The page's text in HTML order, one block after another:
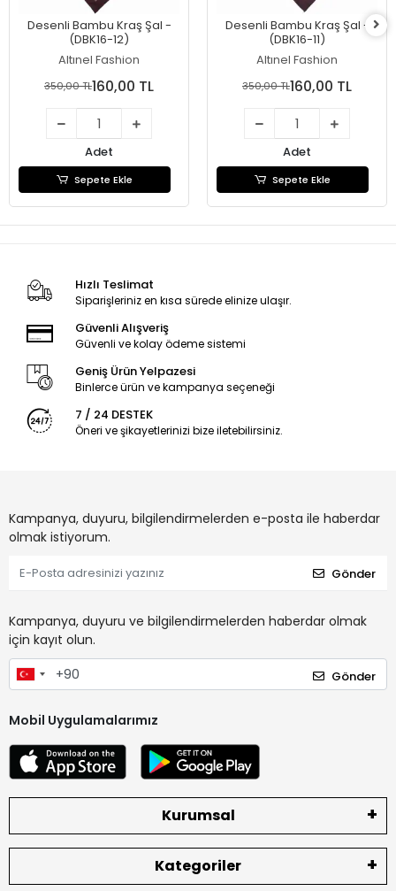
Desenli Bambu Kraş Şal -
(DBK16-12)
Altınel Fashion
350,00 TL160,00 TL
Adet
Sepete Ekle
Desenli Bambu Kraş Şal -
(DBK16-11)
Altınel Fashion
350,00 TL160,00 TL
Adet
Sepete Ekle
Hızlı Teslimat
Siparişleriniz en kısa sürede elinize ulaşır.
Güvenli Alışveriş
Güvenli ve kolay ödeme sistemi
Geniş Ürün Yelpazesi
Binlerce ürün ve kampanya seçeneği
7 / 24 DESTEK
Öneri ve şikayetlerinizi bize iletebilirsiniz.
Kampanya, duyuru, bilgilendirmelerden e-posta ile haberdar
olmak istiyorum.
Gönder
Kampanya, duyuru ve bilgilendirmelerden haberdar olmak
için kayıt olun.
Gönder
Mobil Uygulamalarımız
Kurumsal
Kategoriler